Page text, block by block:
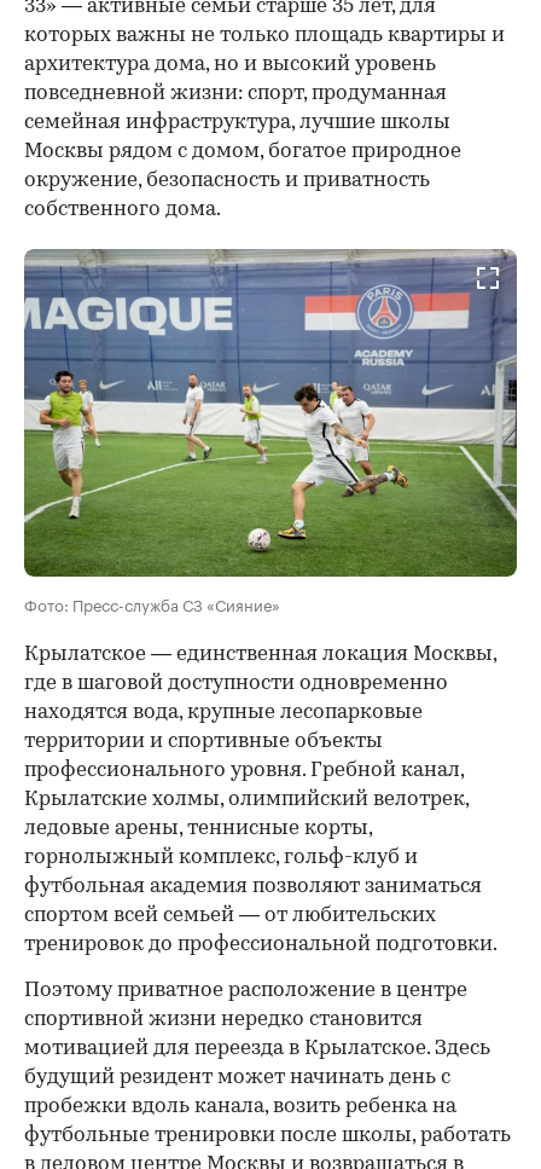
33» — активные семьи старше 35 лет, для
которых важны не только площадь квартиры и
архитектура дома, но и высокий уровень
повседневной жизни: спорт, продуманная
семейная инфраструктура, лучшие школы
Москвы рядом с домом, богатое природное
окружение, безопасность и приватность
собственного дома.
Фото: Пресс-служба СЗ «Сияние»
Крылатское — единственная локация Москвы,
где в шаговой доступности одновременно
находятся вода, крупные лесопарковые
территории и спортивные объекты
профессионального уровня. Гребной канал,
Крылатские холмы, олимпийский велотрек,
ледовые арены, теннисные корты,
горнолыжный комплекс, гольф-клуб и
футбольная академия позволяют заниматься
спортом всей семьей — от любительских
тренировок до профессиональной подготовки.
Поэтому приватное расположение в центре
спортивной жизни нередко становится
мотивацией для переезда в Крылатское. Здесь
будущий резидент может начинать день с
пробежки вдоль канала, возить ребенка на
футбольные тренировки после школы, работать